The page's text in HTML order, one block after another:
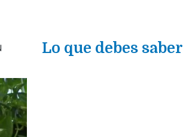
Lo que debes saber